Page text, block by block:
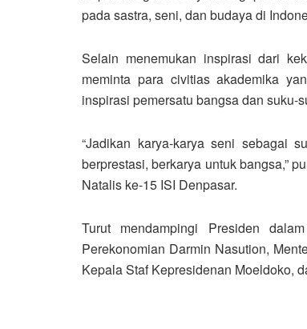
pada sastra, seni, dan budaya di
Selain menemukan inspirasi dari
meminta para civitias akademika
inspirasi pemersatu bangsa dan suku-
“Jadikan karya-karya seni sebagai
berprestasi, berkarya untuk bangsa,”
Natalis ke-15 ISI Denpasar.
Turut mendampingi Presiden
Perekonomian Darmin Nasution,
Kepala Staf Kepresidenan Moeldoko,